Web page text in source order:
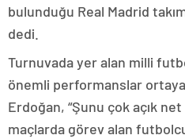
bulunduğu Real Madrid
dedi.
Turnuvada yer alan milli
önemli performanslar
Erdoğan, “Şunu çok açık
maçlarda görev alan